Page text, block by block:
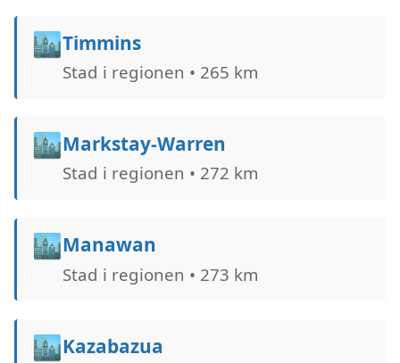
🏙️Timmins
Stad i regionen • 265 km
🏙️Markstay-Warren
Stad i regionen • 272 km
🏙️Manawan
Stad i regionen • 273 km
🏙️Kazabazua